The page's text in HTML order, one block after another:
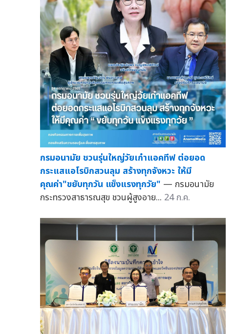
กรมอนามัย ชวนรุ่นใหญ่วัยเก๋าแอคทีฟ ต่อยอด
กระแสแอโรบิกสวนลุม สร้างทุกจังหวะ ให้มี
คุณค่า"ขยับทุกวัน แข็งแรงทุกวัย" — กรมอนามัย
กระทรวงสาธารณสุข ชวนผู้สูงอาย... 24 ก.ค.